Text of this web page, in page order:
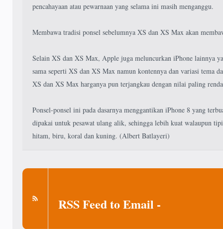
pencahayaan atau pewarnaan yang selama ini masih menganggu.
Membawa tradisi ponsel sebelumnya XS dan XS Max akan
Selain XS dan XS Max, Apple juga meluncurkan iPhone lainnya
sama seperti XS dan XS Max namun kontennya dan variasi tema
XS dan XS Max harganya pun terjangkau dengan nilai paling
Ponsel-ponsel ini pada dasarnya menggantikan iPhone 8 yang
dipakai untuk pesawat ulang alik, sehingga lebih kuat walaupun
hitam, biru, koral dan kuning. (Albert Batlayeri)
RSS Feed to Email -